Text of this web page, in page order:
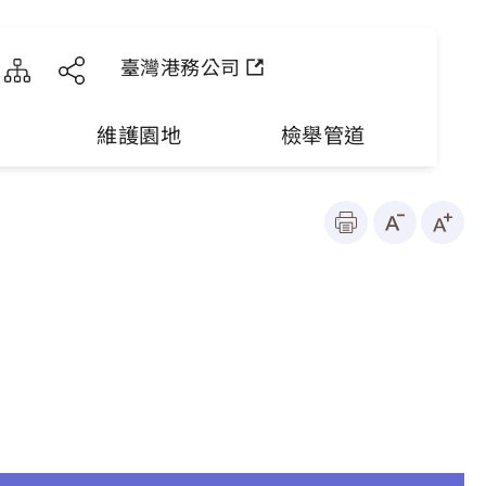
臺灣港務公司
維護園地 檢舉管道